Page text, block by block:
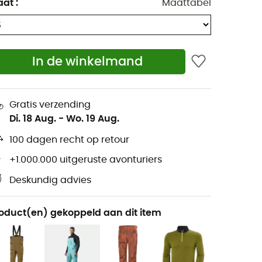
: Maattabel
In de winkelmand
Gratis verzending
Di. 18 Aug. - Wo. 19 Aug.
100 dagen recht op retour
+1.000.000 uitgeruste avonturiers
Deskundig advies
gekoppeld aan dit item